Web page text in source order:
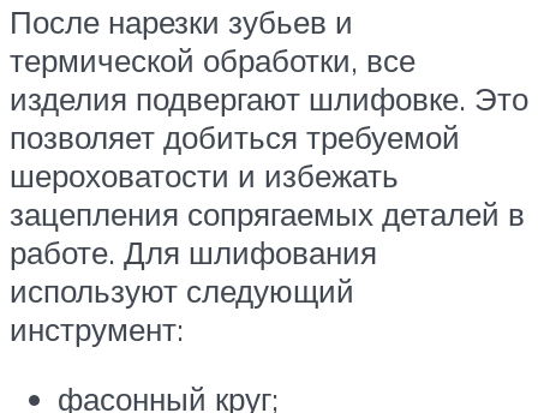
После нарезки зубьев и
термической обработки, все
изделия подвергают шлифовке. Это
позволяет добиться требуемой
шероховатости и избежать
зацепления сопрягаемых деталей в
работе. Для шлифования
используют следующий
инструмент:
фасонный круг;